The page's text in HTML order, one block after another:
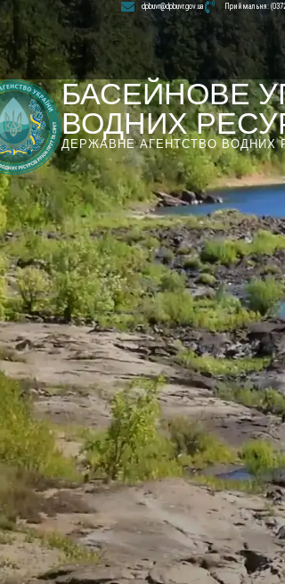
dpbuvr@dpbuvr.gov.ua Приймальня:
БАСЕЙНОВЕ
ВОДНИХ
ДЕРЖАВНЕ АГЕНТСТВО ВОДНИХ